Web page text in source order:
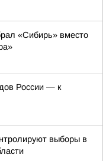
«Сибирь» вместо
России — к
выборы в